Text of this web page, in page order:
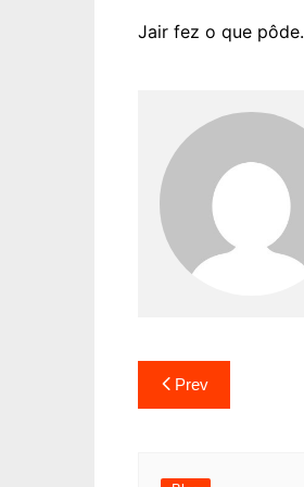
Jair fez o que pôde.
Prev